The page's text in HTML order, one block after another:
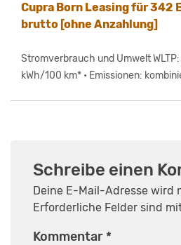
Cupra Born Leasing für 342
brutto [ohne Anzahlung]
Stromverbrauch und Umwelt
kWh/100 km* • Emissionen:
Schreibe einen
Deine E-Mail-Adresse
Erforderliche Felder sind
Kommentar *